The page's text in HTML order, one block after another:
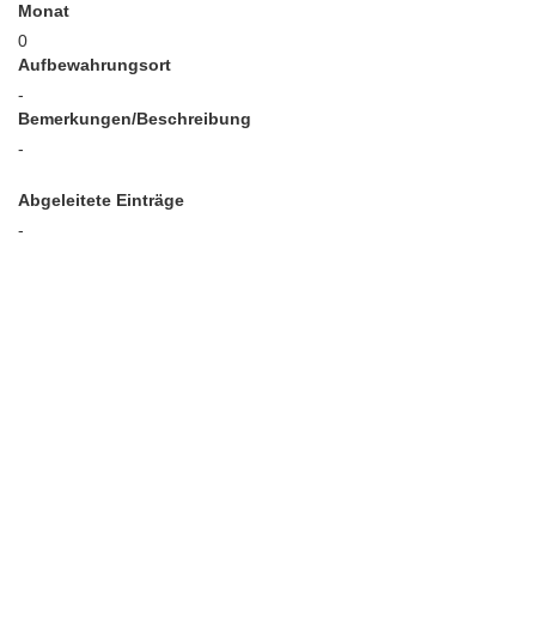
Monat
0
Aufbewahrungsort
-
Bemerkungen/Beschreibung
-
Abgeleitete Einträge
-